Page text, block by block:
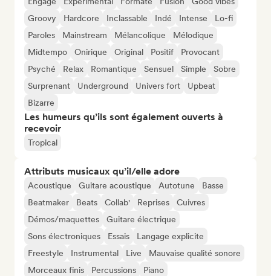
Groovy
Hardcore Inclassable Indé Intense
Lo-fi
Paroles
Mainstream Mélancolique
Mélodique
Midtempo
Onirique Original Positif
Provocant
Psyché
Relax Romantique Sensuel Simple
Sobre
Surprenant
Underground Univers fort
Upbeat
Bizarre
Les humeurs qu’ils sont également ouverts à
recevoir
Tropical
Attributs musicaux qu’il/elle adore
Acoustique Guitare acoustique Autotune
Basse
Beatmaker
Beats Collab' Reprises
Cuivres
Démos/maquettes
Guitare électrique
Sons électroniques
Essais
Langage explicite
Freestyle
Instrumental Live
Mauvaise qualité sonore
Morceaux finis
Percussions
Piano